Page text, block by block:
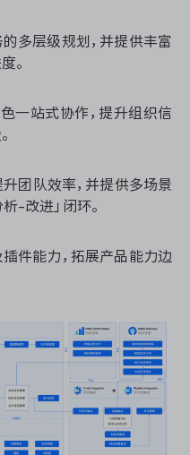
多层级规划，并提供丰富
。
一站式协作，提升组织信
团队效率，并提供多场景
-改进」闭环。
件能力，拓展产品能力边